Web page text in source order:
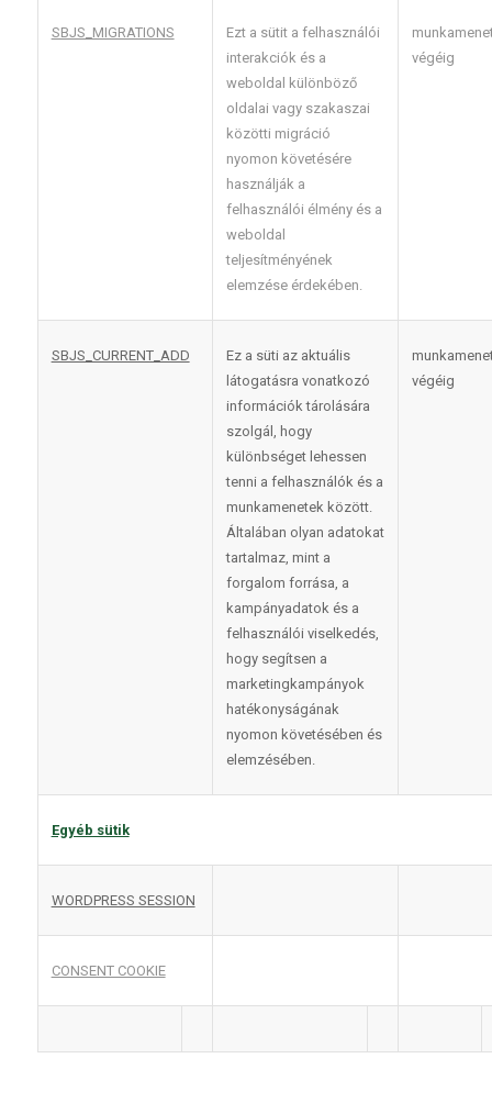
SBJS_MIGRATIONS
Ezt a sütit a felhasználói
interakciók és a
weboldal különböző
oldalai vagy szakaszai
közötti migráció
nyomon követésére
használják a
felhasználói élmény és a
weboldal
teljesítményének
elemzése érdekében.
végéig
SBJS_CURRENT_ADD
Ez a süti az aktuális
látogatásra vonatkozó
információk tárolására
szolgál, hogy
különbséget lehessen
tenni a felhasználók és a
munkamenetek között.
Általában olyan adatokat
tartalmaz, mint a
forgalom forrása, a
kampányadatok és a
felhasználói viselkedés,
hogy segítsen a
marketingkampányok
hatékonyságának
nyomon követésében és
elemzésében.
végéig
Egyéb sütik
WORDPRESS SESSION
CONSENT COOKIE